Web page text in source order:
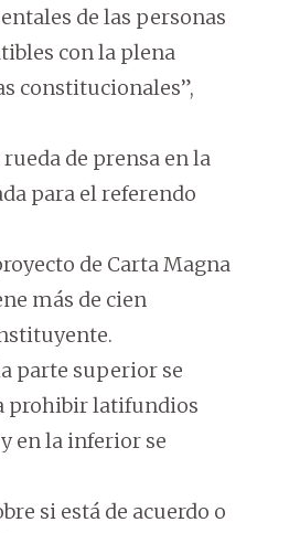
de las personas
con la plena
constitucionales”,
de prensa en la
para el referendo
de Carta Magna
más de cien
parte superior se
prohibir latifundios
en la inferior se
si está de acuerdo o